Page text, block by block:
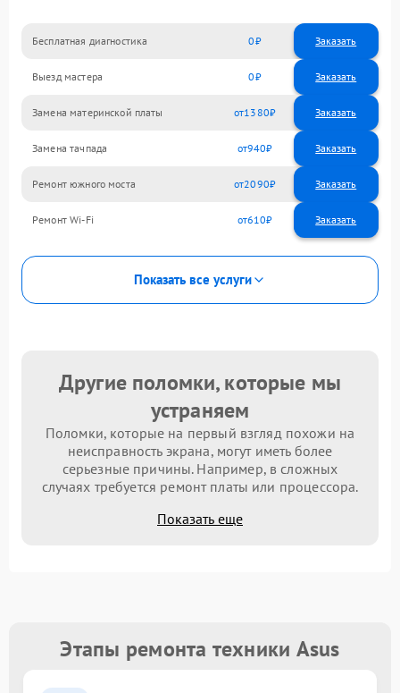
Бесплатная диагностика 0 Заказать
Выезд мастера 0 Заказать
Замена материнской платы 1380
Замена тачпада 940
Ремонт южного моста 2090
Ремонт Wi-Fi 610
Показать все услуги
Другие поломки, которые мы
устраняем
Поломки, которые на первый взгляд похожи на
неисправность экрана, могут иметь более
серьезные причины. Например, в сложных
случаях требуется ремонт платы или процессора.
Показать еще
Этапы ремонта техники Asus